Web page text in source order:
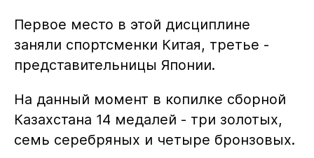
Первое место в этой дисциплине
заняли спортсменки Китая, третье -
представительницы Японии.
На данный момент в копилке сборной
Казахстана 14 медалей - три золотых,
семь серебряных и четыре бронзовых.